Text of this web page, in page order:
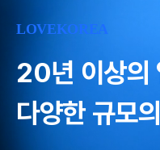
LOVEKOREA
20년 이상의
다양한 규모